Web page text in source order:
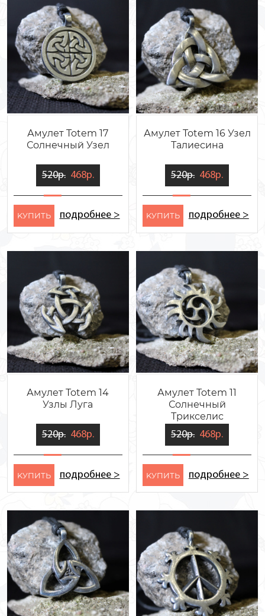
Амулет Totem 17
Солнечный Узел
520р. 468р.
KУПИТЬ подробнее >
Амулет Totem 16 Узел
Талиесина
520р. 468р.
KУПИТЬ подробнее >
Амулет Totem 14
Узлы Луга
520р. 468р.
KУПИТЬ подробнее >
Амулет Totem 11
Солнечный
Трикселис
520р. 468р.
KУПИТЬ подробнее >